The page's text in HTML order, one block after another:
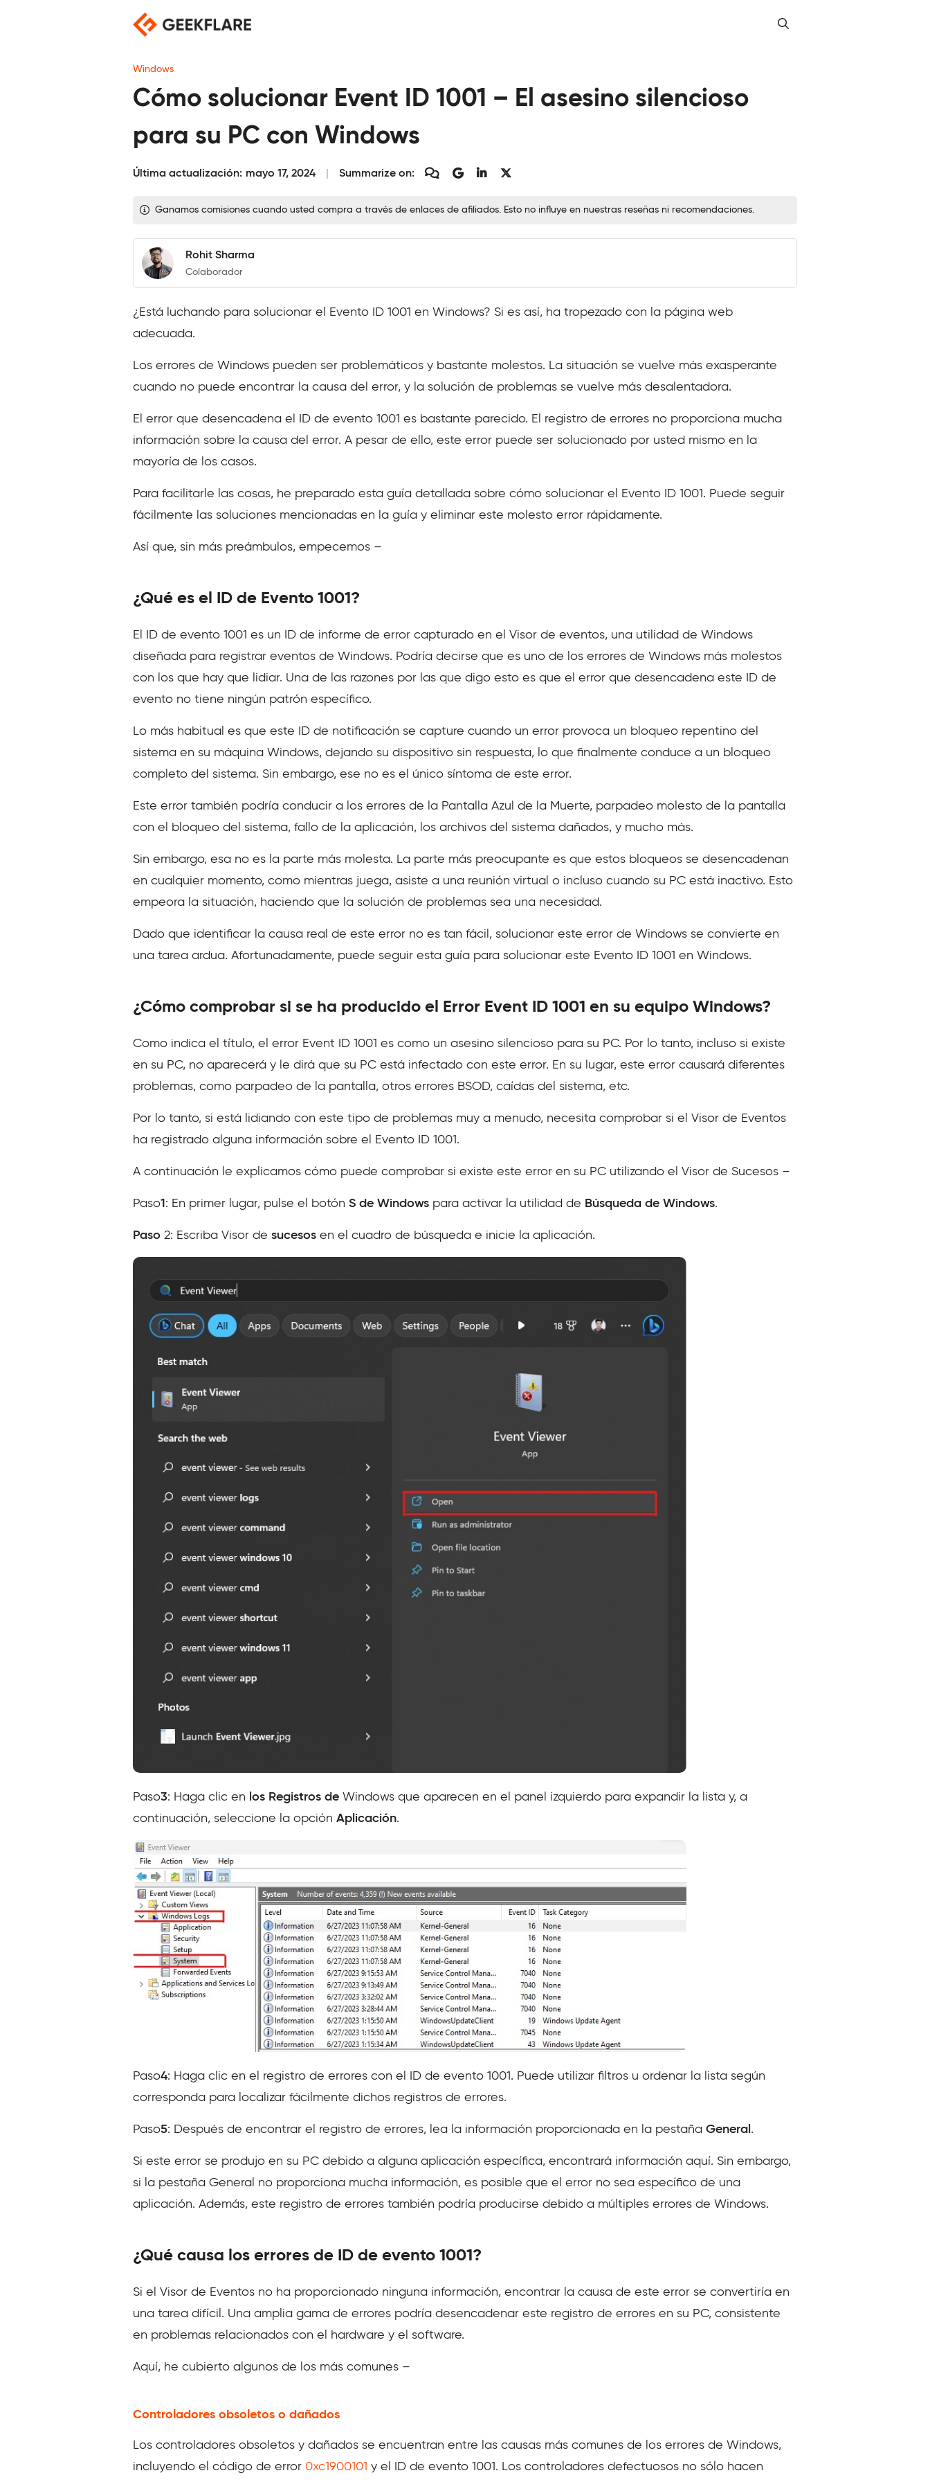
Windows
Cómo solucionar Event ID 1001 – El asesino silencioso
para su PC con Windows
Última actualización: mayo 17, 2024 Summarize on:
Ganamos comisiones cuando usted compra a través de enlaces de afiliados. Esto no influye en nuestras reseñas ni recomendaciones.
Rohit Sharma
Colaborador
¿Está luchando para solucionar el Evento ID 1001 en Windows? Si es así, ha tropezado con la página web
adecuada.
Los errores de Windows pueden ser problemáticos y bastante molestos. La situación se vuelve más exasperante
cuando no puede encontrar la causa del error, y la solución de problemas se vuelve más desalentadora.
El error que desencadena el ID de evento 1001 es bastante parecido. El registro de errores no proporciona mucha
información sobre la causa del error. A pesar de ello, este error puede ser solucionado por usted mismo en la
mayoría de los casos.
Para facilitarle las cosas, he preparado esta guía detallada sobre cómo solucionar el Evento ID 1001. Puede seguir
fácilmente las soluciones mencionadas en la guía y eliminar este molesto error rápidamente.
Así que, sin más preámbulos, empecemos –
¿Qué es el ID de Evento 1001?
El ID de evento 1001 es un ID de informe de error capturado en el Visor de eventos, una utilidad de Windows
diseñada para registrar eventos de Windows. Podría decirse que es uno de los errores de Windows más molestos
con los que hay que lidiar. Una de las razones por las que digo esto es que el error que desencadena este ID de
evento no tiene ningún patrón específico.
Lo más habitual es que este ID de notificación se capture cuando un error provoca un bloqueo repentino del
sistema en su máquina Windows, dejando su dispositivo sin respuesta, lo que finalmente conduce a un bloqueo
completo del sistema. Sin embargo, ese no es el único síntoma de este error.
Este error también podría conducir a los errores de la Pantalla Azul de la Muerte, parpadeo molesto de la pantalla
con el bloqueo del sistema, fallo de la aplicación, los archivos del sistema dañados, y mucho más.
Sin embargo, esa no es la parte más molesta. La parte más preocupante es que estos bloqueos se desencadenan
en cualquier momento, como mientras juega, asiste a una reunión virtual o incluso cuando su PC está inactivo. Esto
empeora la situación, haciendo que la solución de problemas sea una necesidad.
Dado que identificar la causa real de este error no es tan fácil, solucionar este error de Windows se convierte en
una tarea ardua. Afortunadamente, puede seguir esta guía para solucionar este Evento ID 1001 en Windows.
¿Cómo comprobar si se ha producido el Error Event ID 1001 en su equipo Windows?
Como indica el título, el error Event ID 1001 es como un asesino silencioso para su PC. Por lo tanto, incluso si existe
en su PC, no aparecerá y le dirá que su PC está infectado con este error. En su lugar, este error causará diferentes
problemas, como parpadeo de la pantalla, otros errores BSOD, caídas del sistema, etc.
Por lo tanto, si está lidiando con este tipo de problemas muy a menudo, necesita comprobar si el Visor de Eventos
ha registrado alguna información sobre el Evento ID 1001.
A continuación le explicamos cómo puede comprobar si existe este error en su PC utilizando el Visor de Sucesos –
Paso1 : En primer lugar, pulse el botón S de Windows para activar la utilidad de Búsqueda de Windows.
Paso 2: Escriba Visor de sucesos en el cuadro de búsqueda e inicie la aplicación.
Paso3: Haga clic en los Registros de Windows que aparecen en el panel izquierdo para expandir la lista y, a
continuación, seleccione la opción Aplicación.
Paso4: Haga clic en el registro de errores con el ID de evento 1001. Puede utilizar filtros u ordenar la lista según
corresponda para localizar fácilmente dichos registros de errores.
Paso5: Después de encontrar el registro de errores, lea la información proporcionada en la pestaña General .
Si este error se produjo en su PC debido a alguna aplicación específica, encontrará información aquí. Sin embargo,
si la pestaña General no proporciona mucha información, es posible que el error no sea específico de una
aplicación. Además, este registro de errores también podría producirse debido a múltiples errores de Windows.
¿Qué causa los errores de ID de evento 1001?
Si el Visor de Eventos no ha proporcionado ninguna información, encontrar la causa de este error se convertiría en
una tarea difícil. Una amplia gama de errores podría desencadenar este registro de errores en su PC, consistente
en problemas relacionados con el hardware y el software.
Aquí, he cubierto algunos de los más comunes –
Controladores obsoletos o dañados
Los controladores obsoletos y dañados se encuentran entre las causas más comunes de los errores de Windows,
incluyendo el código de error 0xc1900101 y el ID de evento 1001. Los controladores defectuosos no sólo hacen